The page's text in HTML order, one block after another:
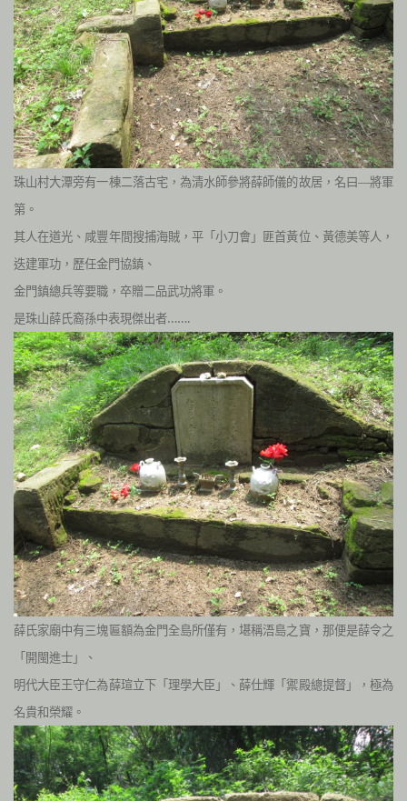
珠山村大潭旁有一棟二落古宅，為清水師參將薛師儀的故居，名曰—將軍
第。
其人在道光、咸豐年間搜捕海賊，平「小刀會」匪首黃位、黃德美等人，
迭建軍功，歷任金門協鎮、
金門鎮總兵等要職，卒贈二品武功將軍。
是珠山薛氏裔孫中表現傑出者…….
薛氏家廟中有三塊匾額為金門全島所僅有，堪稱浯島之寶，那便是薛令之
「開閩進士」、
明代大臣王守仁為薛瑄立下「理學大臣」、薛仕輝「禦殿總提督」，極為
名貴和榮耀。